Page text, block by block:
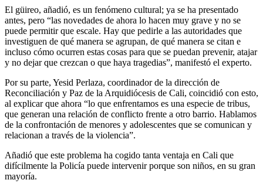
El güireo, añadió, es un fenómeno cultural; ya se ha presentado
antes, pero “las novedades de ahora lo hacen muy grave y no se
puede permitir que escale. Hay que pedirle a las autoridades que
investiguen de qué manera se agrupan, de qué manera se citan e
incluso cómo ocurren estas cosas para que se puedan prevenir, atajar
y no dejar que crezcan o que haya tragedias”, manifestó el experto.
Por su parte, Yesid Perlaza, coordinador de la dirección de
Reconciliación y Paz de la Arquidiócesis de Cali, coincidió con esto,
al explicar que ahora “lo que enfrentamos es una especie de tribus,
que generan una relación de conflicto frente a otro barrio. Hablamos
de la confrontación de menores y adolescentes que se comunican y
relacionan a través de la violencia”.
Añadió que este problema ha cogido tanta ventaja en Cali que
difícilmente la Policía puede intervenir porque son niños, en su gran
mayoría.